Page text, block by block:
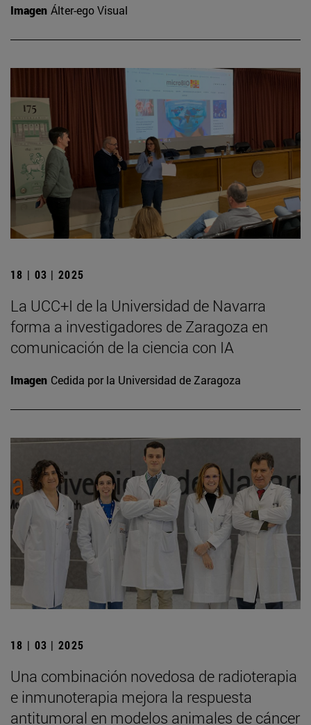
Imagen Álter-ego Visual
18 | 03 | 2025
La UCC+I de la Universidad de Navarra
forma a investigadores de Zaragoza en
comunicación de la ciencia con IA
Imagen Cedida por la Universidad de Zaragoza
18 | 03 | 2025
Una combinación novedosa de radioterapia
e inmunoterapia mejora la respuesta
antitumoral en modelos animales de cáncer